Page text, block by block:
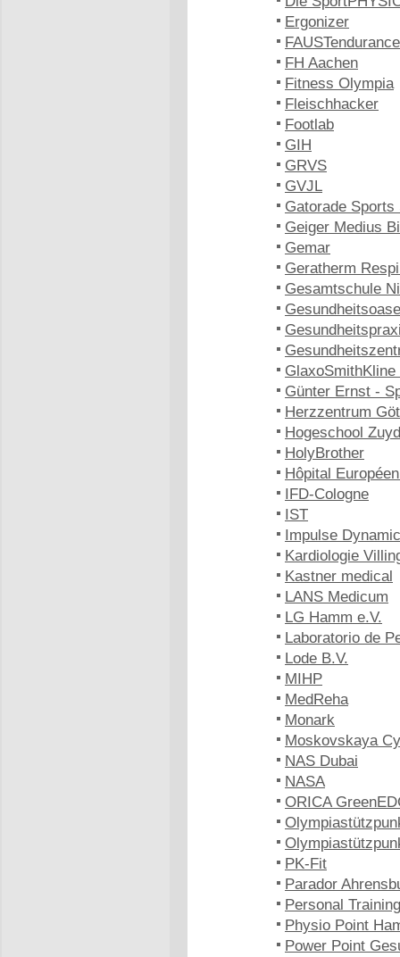
Ergonizer
FAUSTendurance
FH Aachen
Fitness Olympia
Fleischhacker
Footlab
GIH
GRVS
GVJL
Gatorade
Geiger Medius
Gemar
Geratherm
Gesamtschule
GlaxoSmithKline
Günter Ernst -
Herzzentrum
Hogeschool Zuyd
HolyBrother
Hôpital
IFD-Cologne
IST
Impulse
Kardiologie
Kastner medical
LANS Medicum
LG Hamm e.V.
Laboratorio de
Lode B.V.
MIHP
MedReha
Monark
Moskovskaya
NAS Dubai
NASA
ORICA
PK-Fit
Parador
Personal
Physio Point
Power Point